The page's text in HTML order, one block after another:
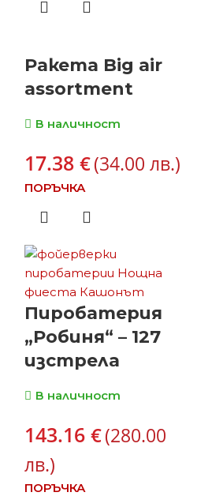
Ракета Big air
assortment
В наличност
17.38 €(34.00 лв.)
ПОРЪЧКА
Пиробатерия
„Робиня“ – 127
изстрела
В наличност
143.16 €(280.00
лв.)
ПОРЪЧКА